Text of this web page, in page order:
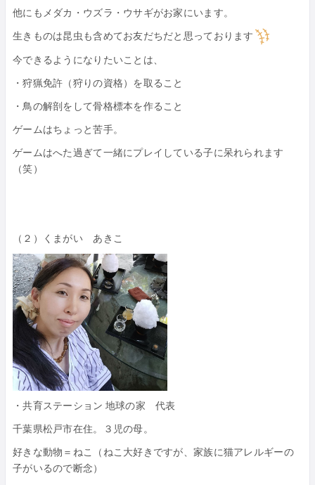
他にもメダカ・ウズラ・ウサギがお家にいます。
生きものは昆虫も含めてお友だちだと思っております
今できるようになりたいことは、
・狩猟免許（狩りの資格）を取ること
・鳥の解剖をして骨格標本を作ること
ゲームはちょっと苦手。
ゲームはへた過ぎて一緒にプレイしている子に呆れられます
（笑）
（２）くまがい あきこ
・共育ステーション 地球の家 代表
千葉県松戸市在住。３児の母。
好きな動物＝ねこ（ねこ大好きですが、家族に猫アレルギーの
子がいるので断念）